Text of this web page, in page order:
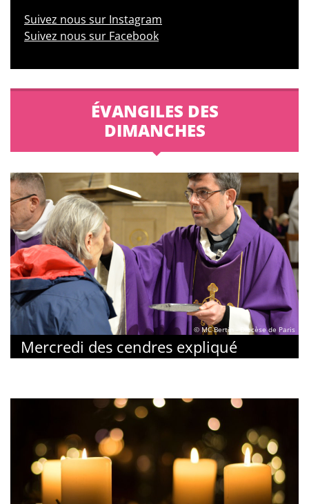
Suivez nous sur Instagram
Suivez nous sur Facebook
ÉVANGILES DES
DIMANCHES
© MC Bertin - Diocèse de Paris
Mercredi des cendres expliqué